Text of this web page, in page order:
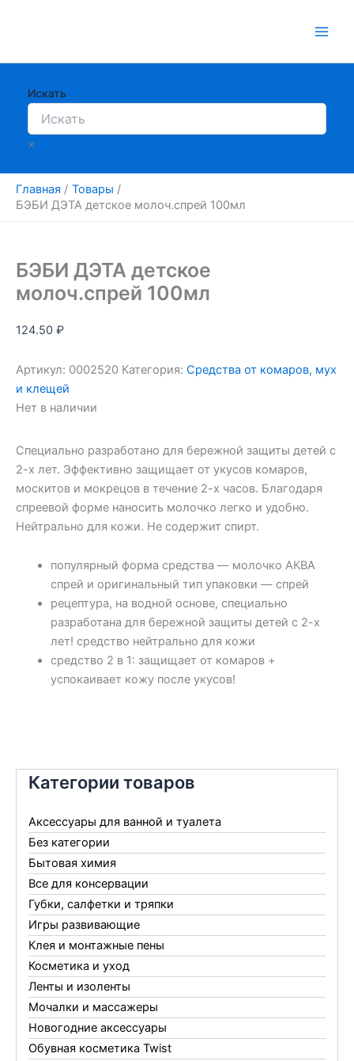
Искать
×
Главная
Товары
БЭБИ ДЭТА детское молоч.спрей 100мл
Категории товаров
Аксессуары для ванной и туалета
Без категории
Бытовая химия
Все для консервации
Губки, салфетки и тряпки
Игры развивающие
Клея и монтажные пены
Косметика и уход
Ленты и изоленты
Мочалки и массажеры
Новогодние аксессуары
Обувная косметика Twist
БЭБИ ДЭТА детское
молоч.спрей 100мл
124.50 ₽
Артикул: 0002520 Категория: Средства от комаров, мух
и клещей
Нет в наличии
Специально разработано для бережной защиты детей с
2-х лет. Эффективно защищает от укусов комаров,
москитов и мокрецов в течение 2-х часов. Благодаря
спреевой форме наносить молочко легко и удобно.
Нейтрально для кожи. Не содержит спирт.
популярный форма средства — молочко АКВА
спрей и оригинальный тип упаковки — спрей
рецептура, на водной основе, специально
разработана для бережной защиты детей с 2-х
лет! средство нейтрально для кожи
средство 2 в 1: защищает от комаров +
успокаивает кожу после укусов!